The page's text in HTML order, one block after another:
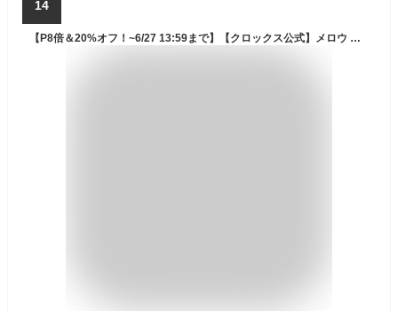
14
【P8倍＆20%オフ！~6/27 13:59まで】【クロックス公式】メロウ リカバリー スライド Mellow Recovery Slide / crocs レディース メンズ サンダル 2024CPN